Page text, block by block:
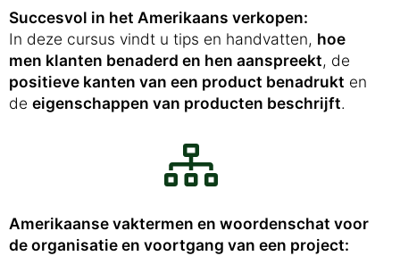
Succesvol in het Amerikaans verkopen:
In deze cursus vindt u tips en handvatten, hoe
men klanten benaderd en hen aanspreekt, de
positieve kanten van een product benadrukt en
de eigenschappen van producten beschrijft.
Amerikaanse vaktermen en woordenschat voor
de organisatie en voortgang van een project: